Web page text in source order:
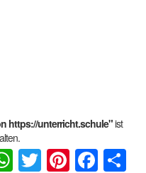
https://unterricht.schule"ist
WhatsApp
Twitter